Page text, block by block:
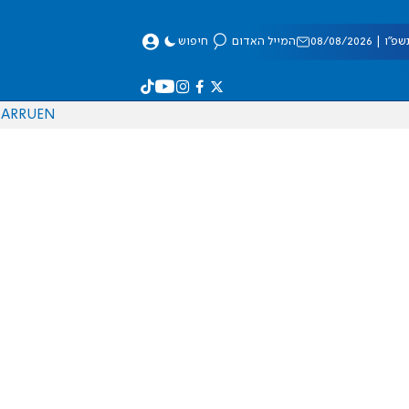
08/2026 המייל האדום חיפוש
EN
RU
AR